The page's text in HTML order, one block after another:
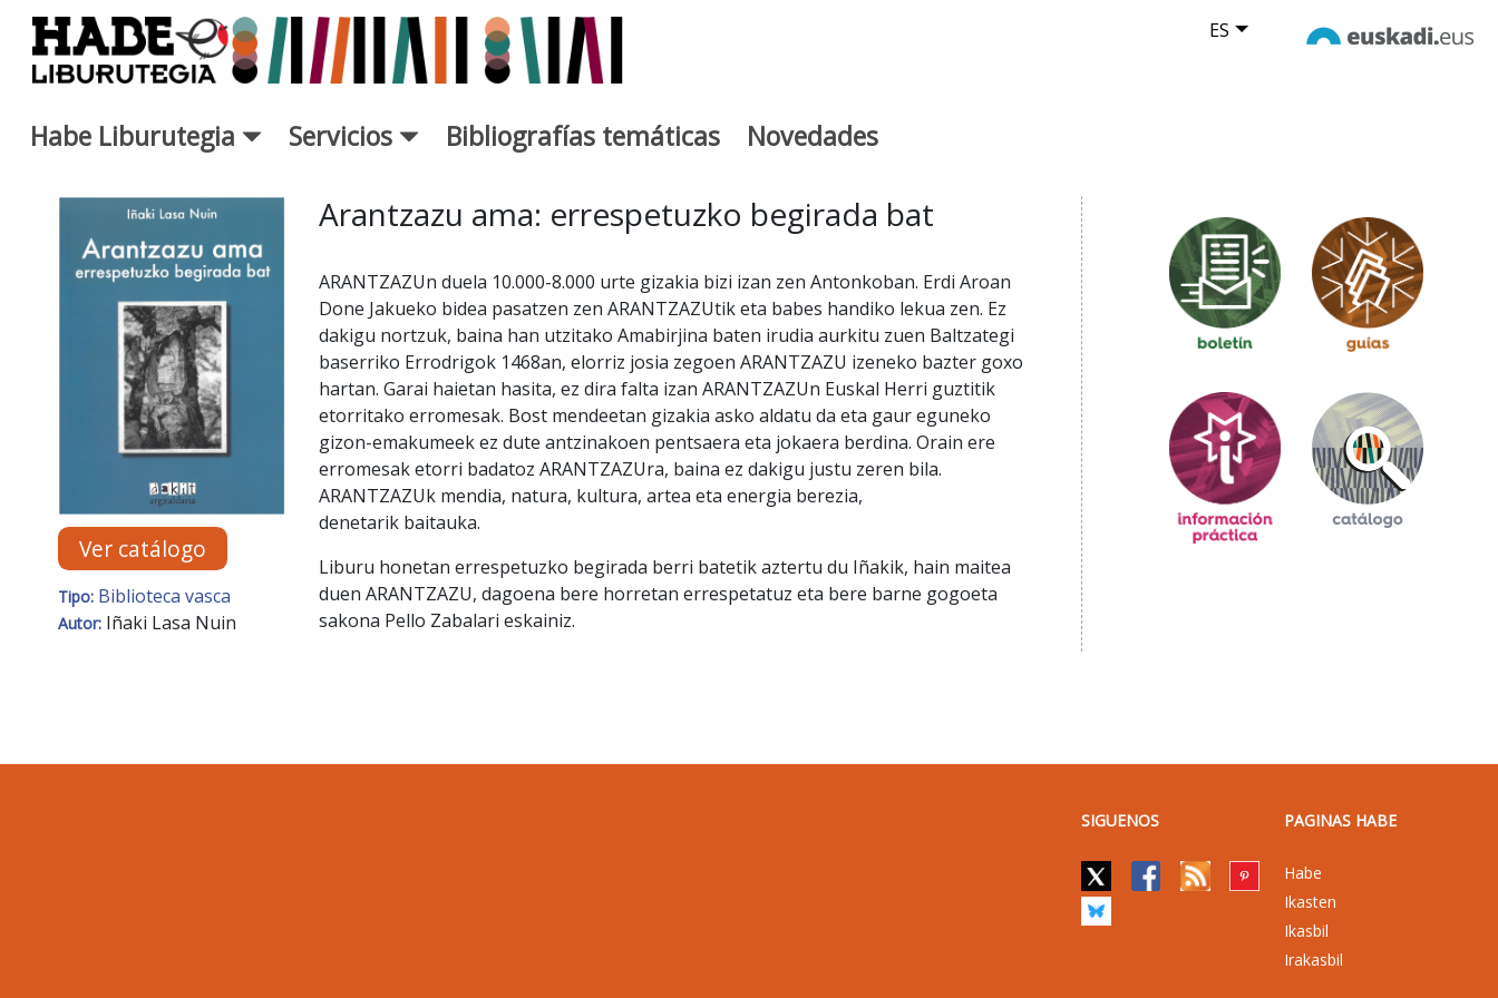
Saltar al contenido principal ES
Habe Liburutegia Servicios Bibliografías temáticas Novedades
Ficha de Novedades - Liburutegia
Ver catálogo
Tipo: Biblioteca vasca
Autor: Iñaki Lasa Nuin
Arantzazu ama: errespetuzko begirada bat
ARANTZAZUn duela 10.000-8.000 urte gizakia bizi izan zen Antonkoban. Erdi Aroan
Done Jakueko bidea pasatzen zen ARANTZAZUtik eta babes handiko lekua zen. Ez
dakigu nortzuk, baina han utzitako Amabirjina baten irudia aurkitu zuen Baltzategi
baserriko Errodrigok 1468an, elorriz josia zegoen ARANTZAZU izeneko bazter goxo
hartan. Garai haietan hasita, ez dira falta izan ARANTZAZUn Euskal Herri guztitik
etorritako erromesak. Bost mendeetan gizakia asko aldatu da eta gaur eguneko
gizon-emakumeek ez dute antzinakoen pentsaera eta jokaera berdina. Orain ere
erromesak etorri badatoz ARANTZAZUra, baina ez dakigu justu zeren bila.
ARANTZAZUk mendia, natura, kultura, artea eta energia berezia,
denetarik baitauka.
Liburu honetan errespetuzko begirada berri batetik aztertu du Iñakik, hain maitea
duen ARANTZAZU, dagoena bere horretan errespetatuz eta bere barne gogoeta
sakona Pello Zabalari eskainiz.
SIGUENOS PAGINAS HABE
Habe
Ikasten
Ikasbil
Irakasbil